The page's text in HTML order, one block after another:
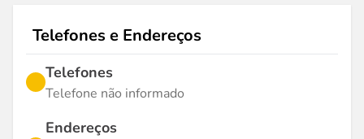
Telefones e Endereços
Telefones
Telefone não informado
Endereços